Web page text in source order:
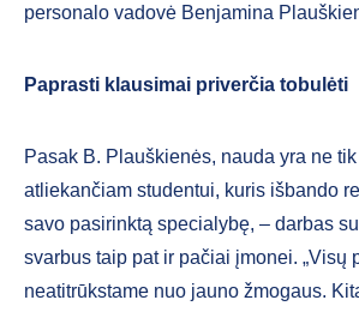
personalo vadovė Benjamina
Paprasti klausimai priverčia tobulėti
Pasak B. Plauškienės, nauda yra ne
atliekančiam studentui, kuris išbando
savo pasirinktą specialybę, – darbas
svarbus taip pat ir pačiai įmonei. „Visų
neatitrūkstame nuo jauno žmogaus.